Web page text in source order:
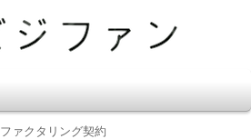
ン】
ファクタリング契約